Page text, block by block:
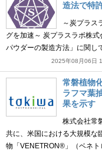
造法で特
～炭プラス
グを加速～ 炭プラスラボ株
パウダーの製造方法」に関
2025年08月06日
常磐植物
ラフマ葉
果を示す
株式会社常
共に、米国における大規模な
物「VENETRON®」（ベネ